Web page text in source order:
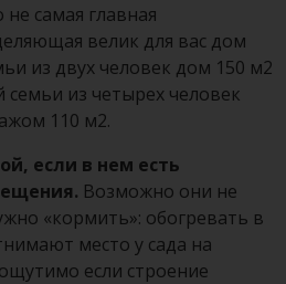
самая главная
велик для вас дом
из двух человек дом 150 м2
семьи из четырех человек
110 м2.
если в нем есть
Возможно они не
«кормить»: обогревать в
место у сада на
если строение